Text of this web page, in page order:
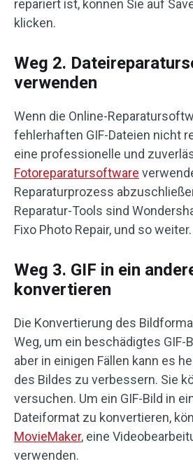
repariert ist, können Sie auf
klicken.
Weg 2.
verwenden
Wenn die Online-
fehlerhaften GIF-Dateien nicht
eine professionelle und
Fotoreparatursoftware
Reparaturprozess
Reparatur-Tools sind
Fixo Photo Repair, und so weiter.
Weg 3. GIF in ein
konvertieren
Die Konvertierung des
Weg, um ein beschädigtes GIF-
aber in einigen Fällen kann es
des Bildes zu verbessern. Sie
versuchen. Um ein GIF-Bild in
Dateiformat zu konvertieren,
MovieMaker, eine
verwenden.